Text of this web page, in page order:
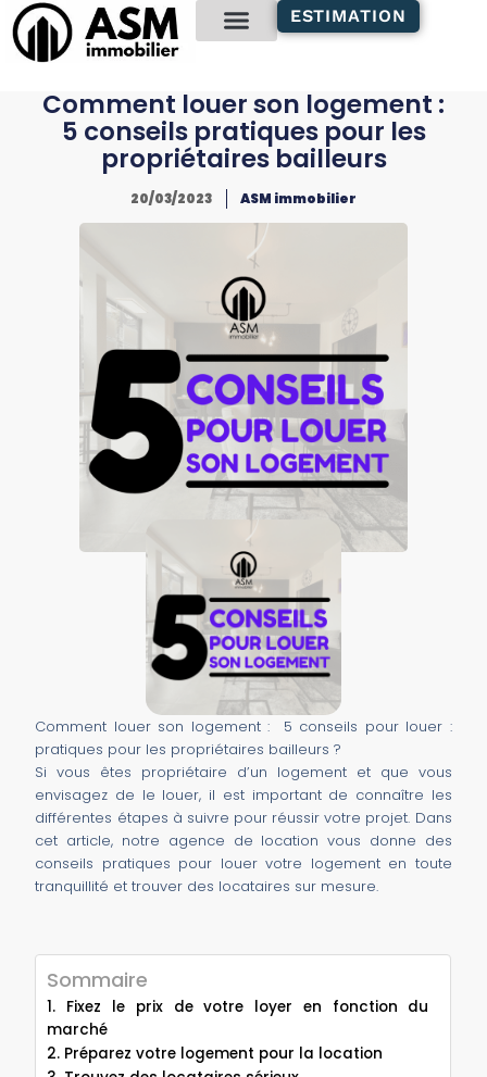
principal
ESTIMATION
Comment louer son logement :
5 conseils pratiques pour les
propriétaires bailleurs
20/03/2023 ASM immobilier
Comment louer son logement : 5 conseils pour louer :
pratiques pour les propriétaires bailleurs ?
Si vous êtes propriétaire d’un logement et que vous
envisagez de le louer, il est important de connaître les
différentes étapes à suivre pour réussir votre projet. Dans
cet article, notre agence de location vous donne des
conseils pratiques pour louer votre logement en toute
tranquillité et trouver des locataires sur mesure.
Sommaire
1. Fixez le prix de votre loyer en fonction du
marché
2. Préparez votre logement pour la location